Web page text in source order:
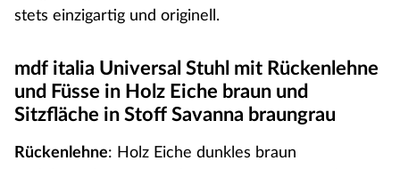
stets einzigartig und originell.
mdf italia Universal Stuhl mit Rückenlehne
und Füsse in Holz Eiche braun und
Sitzfläche in Stoff Savanna braungrau
Rückenlehne: Holz Eiche dunkles braun